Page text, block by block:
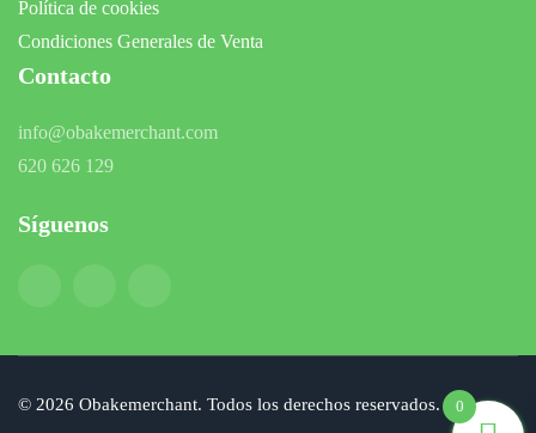
Política de cookies
Condiciones Generales de Venta
Contacto
info@obakemerchant.com
620 626 129
Síguenos
© 2026 Obakemerchant. Todos los derechos reservados. 0